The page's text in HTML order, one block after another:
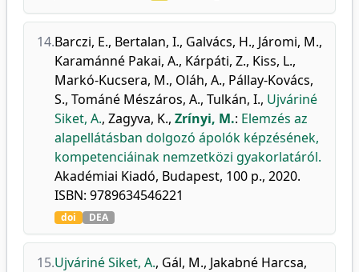
14.Barczi, E., Bertalan, I., Galvács, H., Járomi, M.,
Karamánné Pakai, A., Kárpáti, Z., Kiss, L.,
Markó-Kucsera, M., Oláh, A., Pállay-Kovács,
S., Tománé Mészáros, A., Tulkán, I., Ujváriné
Siket, A., Zagyva, K., Zrínyi, M.: Elemzés az
alapellátásban dolgozó ápolók képzésének,
kompetenciáinak nemzetközi gyakorlatáról.
Akadémiai Kiadó, Budapest, 100 p., 2020.
ISBN: 9789634546221
doi DEA
15.Ujváriné Siket, A., Gál, M., Jakabné Harcsa,